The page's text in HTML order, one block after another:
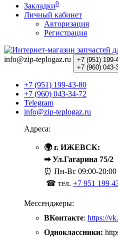
Закладки0
Личный кабинет
Авторизация
Регистрация
info@zip-teplogaz.ru +7 (951) 199-
+7 (960) 043-
+7 (951) 199-43-80
+7 (960) 043-34-72
Telegram
info@zip-teplogaz.ru
Адреса:
🌍 г. ИЖЕВСК:
➡ Ул.Гагарина 75/2
⏰ Пн-Вс 09:00-20:00
☎ тел. +7 951 199
Мессенджеры:
ВКонтакте: https://
Одноклассники: